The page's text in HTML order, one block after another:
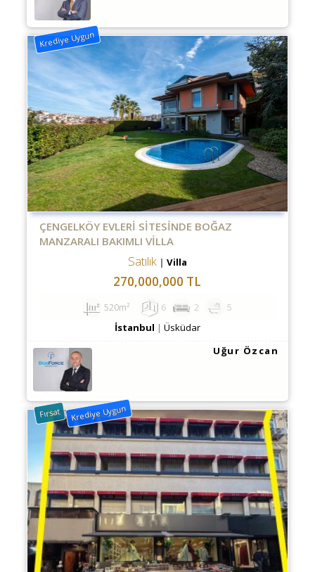
Krediye Uygun
ÇENGELKÖY EVLERİ SİTESİNDE BOĞAZ
MANZARALI BAKIMLI VİLLA
Satılık Villa
270,000,000 TL
520m² 6 2 5
İstanbul
Üsküdar
Uğur Özcan
Fırsat Krediye Uygun